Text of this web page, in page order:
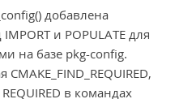
добавлена
и POPULATE для
на базе pkg-config.
в командах